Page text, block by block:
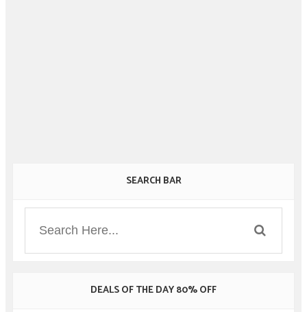
SEARCH BAR
DEALS OF THE DAY 80% OFF